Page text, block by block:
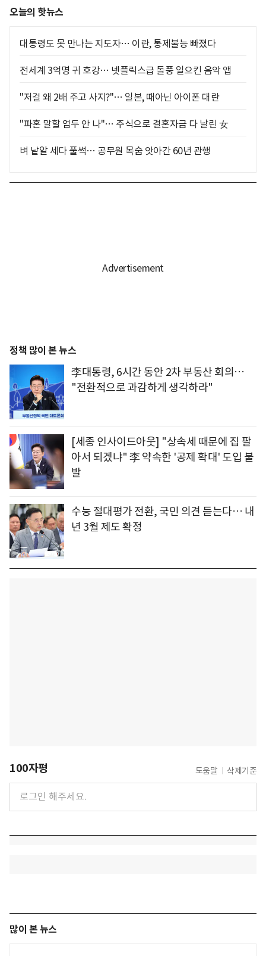
오늘의 핫뉴스
대통령도 못 만나는 지도자… 이란, 통제불능 빠졌다
전세계 3억명 귀 호강… 넷플릭스급 돌풍 일으킨 음악 앱
"저걸 왜 2배 주고 사지?"… 일본, 때아닌 아이폰 대란
"파혼 말할 엄두 안 나"… 주식으로 결혼자금 다 날린 女
벼 낱알 세다 풀썩… 공무원 목숨 앗아간 60년 관행
정책 많이 본 뉴스
李대통령, 6시간 동안 2차 부동산 회의…
"전환적으로 과감하게 생각하라"
[세종 인사이드아웃] "상속세 때문에 집 팔
아서 되겠냐" 李 약속한 '공제 확대' 도입 불
발
수능 절대평가 전환, 국민 의견 듣는다… 내
년 3월 제도 확정
100자평 도움말 삭제기준
많이 본 뉴스